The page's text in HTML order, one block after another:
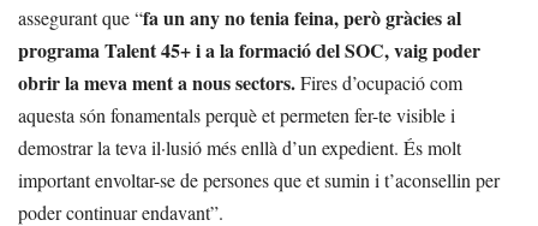
assegurant que “fa un any no tenia feina, però gràcies al
programa Talent 45+ i a la formació del SOC, vaig poder
obrir la meva ment a nous sectors.Fires d’ocupació com
aquesta són fonamentals perquè et permeten fer-te visible i
demostrar la teva il·lusió més enllà d’un expedient. És molt
important envoltar-se de persones que et sumin i t’aconsellin per
poder continuar endavant”.